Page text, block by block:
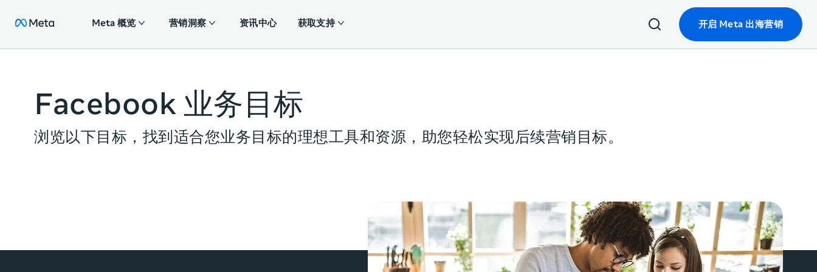
Meta 概览 营销洞察 资讯中心 获取支持 开启 Meta 出海营销
Facebook 业务目标
浏览以下目标，找到适合您业务目标的理想工具和资源，助您轻松实现后续营销目标。